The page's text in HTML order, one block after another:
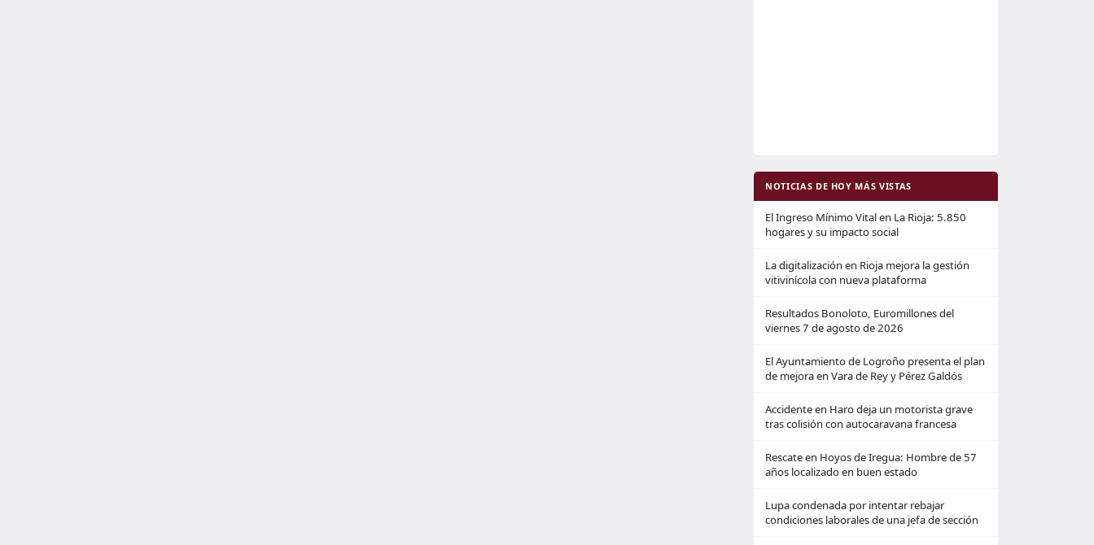
NOTICIAS DE HOY MÁS VISTAS
El Ingreso Mínimo Vital en La Rioja: 5.850
hogares y su impacto social
La digitalización en Rioja mejora la gestión
vitivinícola con nueva plataforma
Resultados Bonoloto, Euromillones del
viernes 7 de agosto de 2026
El Ayuntamiento de Logroño presenta el plan
de mejora en Vara de Rey y Pérez Galdós
Accidente en Haro deja un motorista grave
tras colisión con autocaravana francesa
Rescate en Hoyos de Iregua: Hombre de 57
años localizado en buen estado
Lupa condenada por intentar rebajar
condiciones laborales de una jefa de sección